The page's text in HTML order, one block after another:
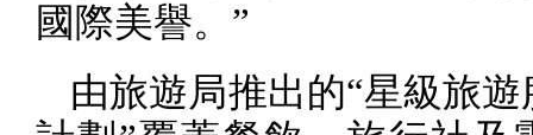
國際美譽。”
由旅遊局推出的“星級旅